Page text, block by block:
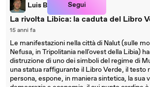
Luis B Segui
La rivolta Libica: la caduta del Libro
15 anni fa
Le manifestazioni nella città di Nalut (sulle
Nefusa, in Tripolitania nell'ovest della Libia)
distruzione di uno dei simboli del regime di
una statua raffigurante il Libro Verde, il testo
persona, espone, in maniera sintetica, la sua